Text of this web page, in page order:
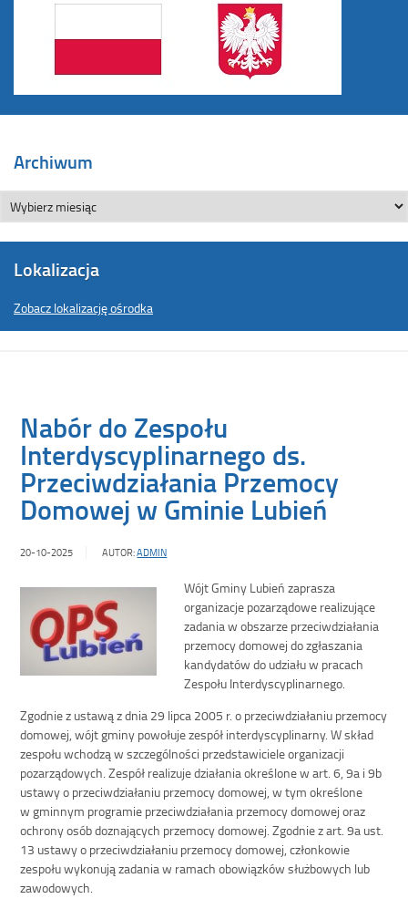
Archiwum
Lokalizacja
Zobacz lokalizację ośrodka
Nabór do Zespołu
Interdyscyplinarnego ds.
Przeciwdziałania Przemocy
Domowej w Gminie Lubień
20-10-2025 AUTOR:ADMIN
Wójt Gminy Lubień zaprasza
organizacje pozarządowe realizujące
zadania w obszarze przeciwdziałania
przemocy domowej do zgłaszania
kandydatów do udziału w pracach
Zespołu Interdyscyplinarnego.
Zgodnie z ustawą z dnia 29 lipca 2005 r. o przeciwdziałaniu przemocy
domowej, wójt gminy powołuje zespół interdyscyplinarny. W skład
zespołu wchodzą w szczególności przedstawiciele organizacji
pozarządowych. Zespół realizuje działania określone w art. 6, 9a i 9b
ustawy o przeciwdziałaniu przemocy domowej, w tym określone
w gminnym programie przeciwdziałania przemocy domowej oraz
ochrony osób doznających przemocy domowej. Zgodnie z art. 9a ust.
13 ustawy o przeciwdziałaniu przemocy domowej, członkowie
zespołu wykonują zadania w ramach obowiązków służbowych lub
zawodowych.